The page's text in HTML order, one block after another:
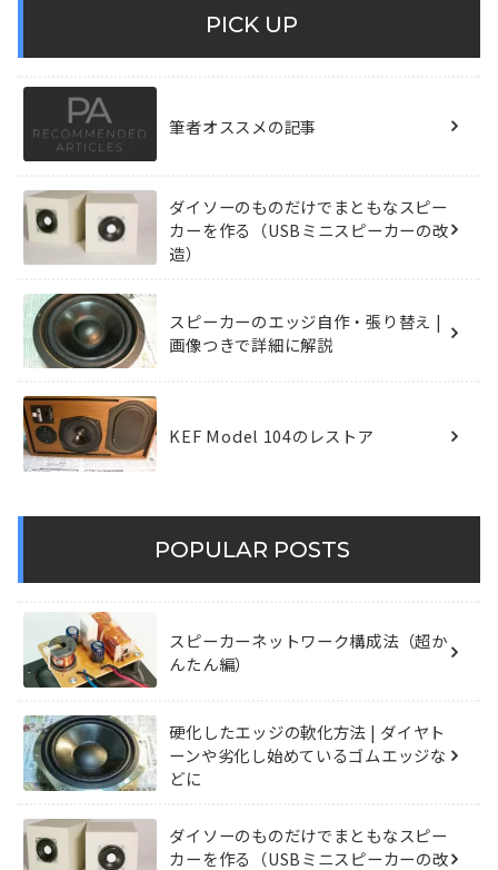
PICK UP
筆者オススメの記事
ダイソーのものだけでまともなスピー
カーを作る（USBミニスピーカーの改
造）
スピーカーのエッジ自作・張り替え |
画像つきで詳細に解説
KEF Model 104のレストア
POPULAR POSTS
スピーカーネットワーク構成法（超か
んたん編）
硬化したエッジの軟化方法 | ダイヤト
ーンや劣化し始めているゴムエッジな
どに
ダイソーのものだけでまともなスピー
カーを作る（USBミニスピーカーの改